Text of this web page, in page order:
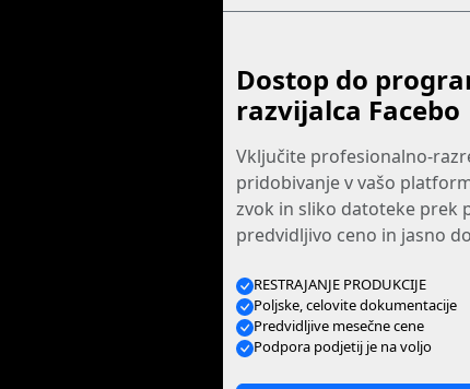
Dostop do
razvijalca Facebo
Vključite profesionalno-
pridobivanje v vašo
zvok in sliko datoteke prek
predvidljivo ceno in jasno
RESTRAJANJE PRODUKCIJE
Poljske, celovite dokumentacije
Predvidljive mesečne cene
Podpora podjetij je na voljo